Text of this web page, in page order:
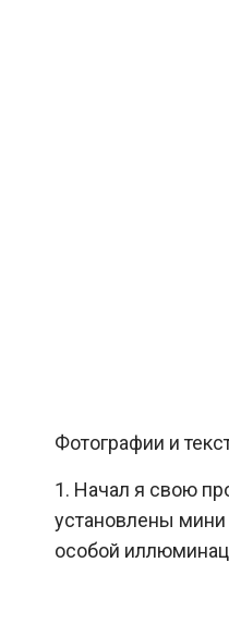
Фотографии и
1. Начал я свою
установлены мини
особой